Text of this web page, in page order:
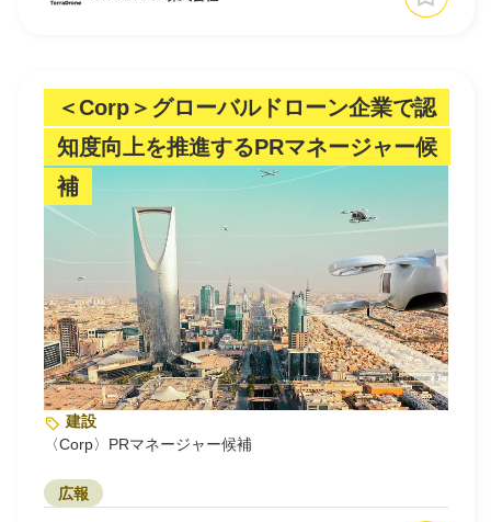
＜Corp＞グローバルドローン企業で認
知度向上を推進するPRマネージャー候
補
建設
〈Corp〉PRマネージャー候補
広報